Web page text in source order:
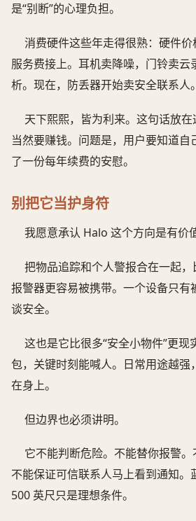
是“别断”的心理负担。
消费硬件这些年走得很熟：硬件价
服务费接上。耳机卖降噪，门铃卖云
析。现在，防丢器开始卖安全联系人。
天下熙熙，皆为利来。这句话放
当然要赚钱。问题是，用户要知道自
了一份每年续费的安慰。
别把它当护身符
我愿意承认 Halo 这个方向是有价
把物品追踪和个人警报合在一起
报警器更容易被携带。一个设备只有
谈安全。
这也是它比很多“安全小物件”更
包，关键时刻能喊人。日常用途越强
在身上。
但边界也必须讲明。
它不能判断危险。不能替你报警。
不能保证可信联系人马上看到通知。
500 英尺只是理想条件。